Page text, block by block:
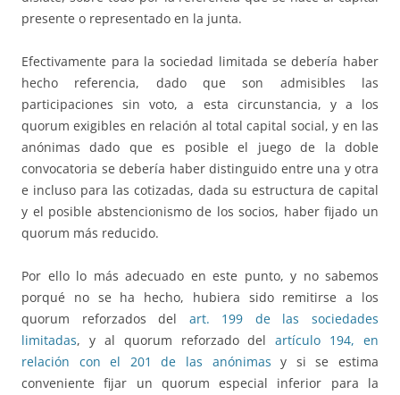
presente o representado en la junta.
Efectivamente para la sociedad limitada se debería haber
hecho referencia, dado que son admisibles las
participaciones sin voto, a esta circunstancia, y a los
quorum exigibles en relación al total capital social, y en las
anónimas dado que es posible el juego de la doble
convocatoria se debería haber distinguido entre una y otra
e incluso para las cotizadas, dada su estructura de capital
y el posible abstencionismo de los socios, haber fijado un
quorum más reducido.
Por ello lo más adecuado en este punto, y no sabemos
porqué no se ha hecho, hubiera sido remitirse a los
quorum reforzados del art. 199 de las sociedades
limitadas, y al quorum reforzado delartículo 194, en
relación con el 201 de las anónimas y si se estima
conveniente fijar un quorum especial inferior para la